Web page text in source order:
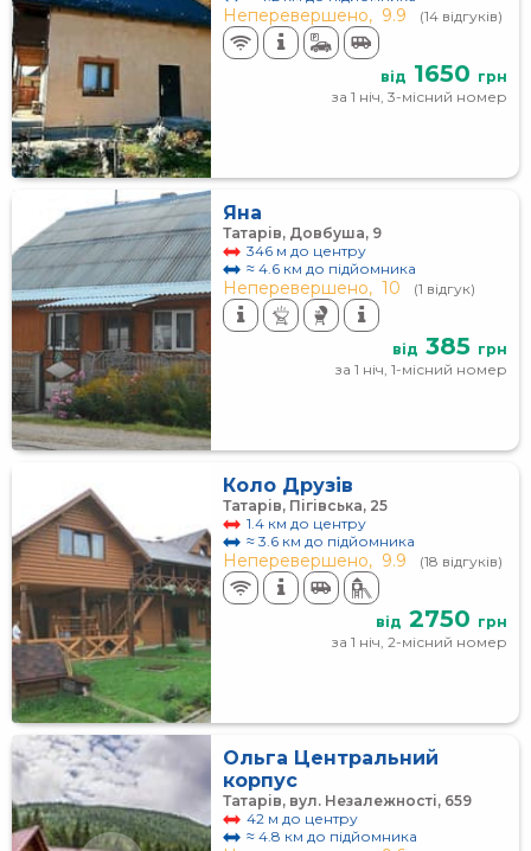
Неперевершено, 9.9 (14 відгуків)
від 1650 грн
за 1 ніч, 3-місний номер
Яна
Татарів, Довбуша, 9
346 м до центру
≈ 4.6 км до підйомника
Неперевершено, 10 (1 відгук)
від 385 грн
за 1 ніч, 1-місний номер
Коло Друзів
Татарів, Пігівська, 25
1.4 км до центру
≈ 3.6 км до підйомника
Неперевершено, 9.9 (18 відгуків)
від 2750 грн
за 1 ніч, 2-місний номер
Ольга Центральний
корпус
Татарів, вул. Незалежності, 659
42 м до центру
≈ 4.8 км до підйомника